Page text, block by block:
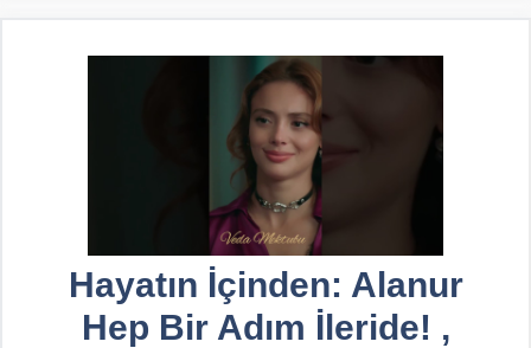
Hayatın İçinden: Alanur
Hep Bir Adım İleride! ,